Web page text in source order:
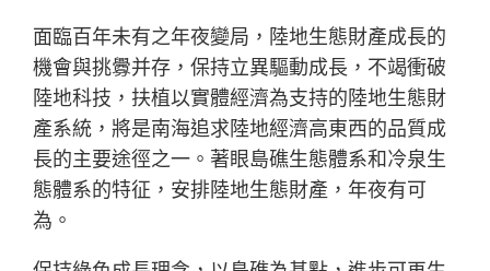
面臨百年未有之年夜變局，陸地生態財產成長的
機會與挑釁并存，保持立異驅動成長，不竭衝破
陸地科技，扶植以實體經濟為支持的陸地生態財
產系統，將是南海追求陸地經濟高東西的品質成
長的主要途徑之一。著眼島礁生態體系和冷泉生
態體系的特征，安排陸地生態財產，年夜有可
為。